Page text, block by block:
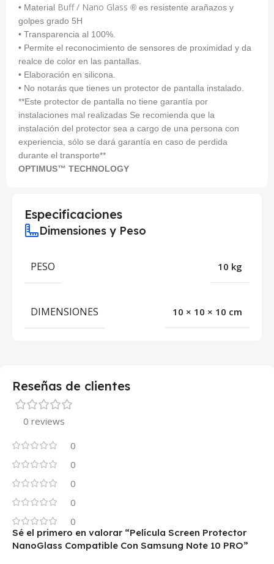
• Material Buff / Nano Glass ® es resistente arañazos y
golpes grado 5H
• Transparencia al 100%.
• Permite el reconocimiento de sensores de proximidad y da
realce de color en las pantallas.
• Elaboración en silicona.
• No notarás que tienes un protector de pantalla instalado.
**Este protector de pantalla no tiene garantía por
instalaciones mal realizadas Se recomienda que la
instalación del protector sea a cargo de una persona con
experiencia, sólo se dará garantía en caso de perdida
durante el transporte**
OPTIMUS™ TECHNOLOGY
Especificaciones
Dimensiones y Peso
PESO 10 kg
DIMENSIONES 10 × 10 × 10 cm
Reseñas de clientes
0 reviews
0
0
0
0
0
Sé el primero en valorar “Película Screen Protector
NanoGlass Compatible Con Samsung Note 10 PRO”